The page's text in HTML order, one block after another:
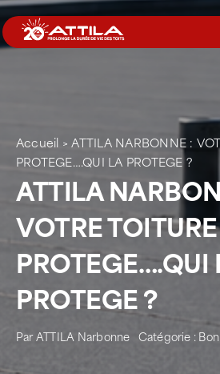
Passer
au
contenu
Nos services
Nos agences
Votre toit
Rejoignez-nous
Accueil >ATTILA NARBONNE :
PROTEGE….QUI LA PROTEGE ?
ATTILA
VOTRE
PROTEGE….QUI
PROTEGE ?
ParATTILA Narbonne Catégorie :